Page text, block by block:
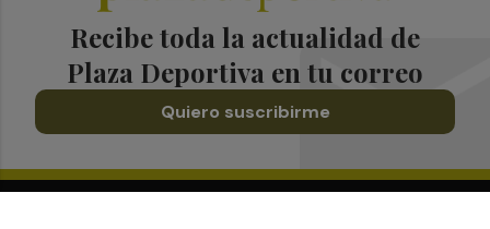
Recibe toda la actualidad de
Plaza Deportiva en tu correo
Quiero suscribirme